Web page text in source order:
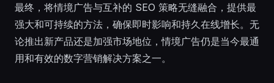
最终，将情境广告与互补的 SEO 策略无缝融合，提供最
强大和可持续的方法，确保即时影响和持久在线增长。无
论推出新产品还是加强市场地位，情境广告仍是当今最通
用和有效的数字营销解决方案之一。